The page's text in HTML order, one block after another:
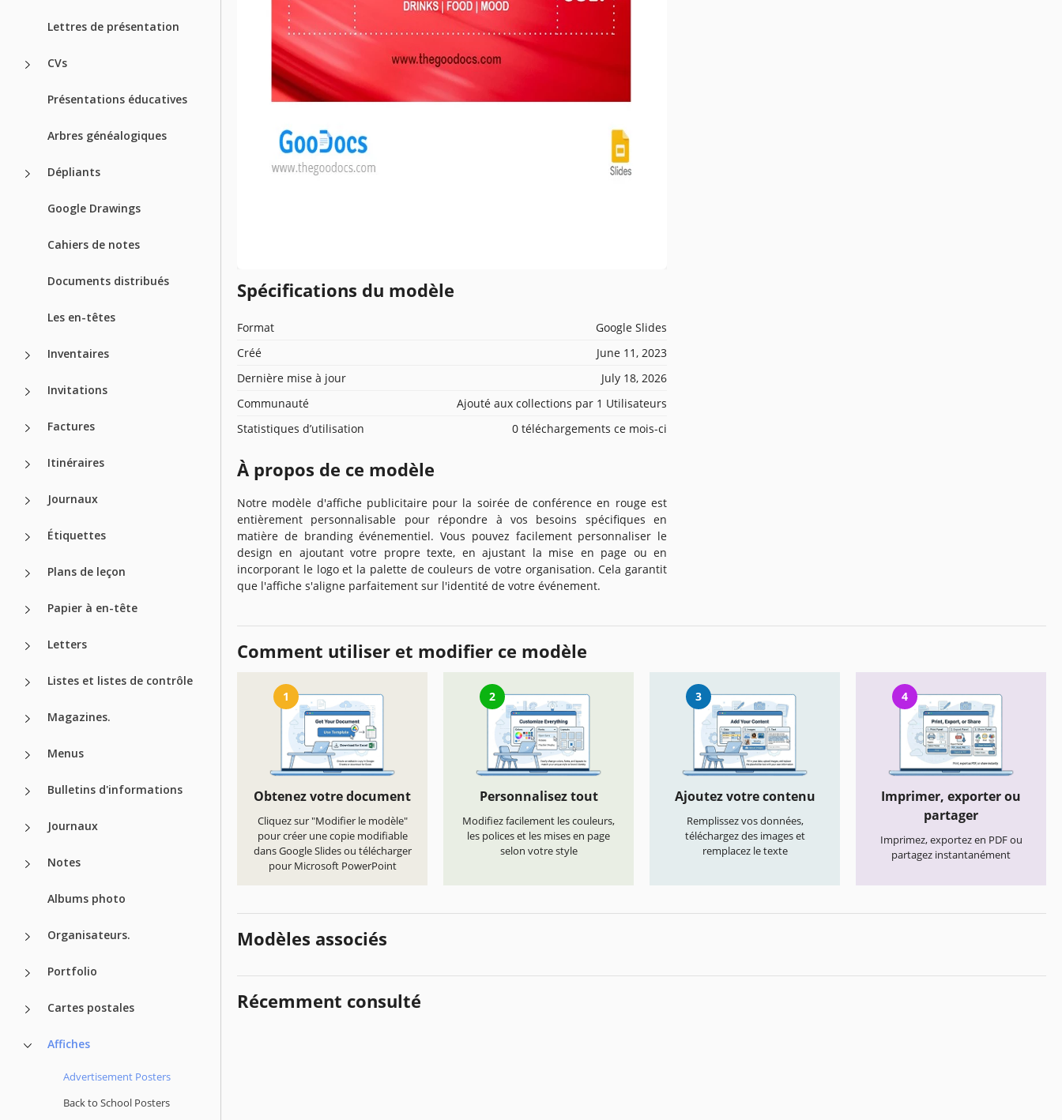
Lettres de présentation
CVs
Présentations éducatives
Arbres généalogiques
Dépliants
Google Drawings
Cahiers de notes
Documents distribués
Les en-têtes
Inventaires
Invitations
Factures
Itinéraires
Journaux
Étiquettes
Plans de leçon
Papier à en-tête
Letters
Listes et listes de contrôle
Magazines.
Menus
Bulletins d'informations
Journaux
Notes
Albums photo
Organisateurs.
Portfolio
Cartes postales
Affiches
Advertisement Posters
Back to School Posters
Spécifications du modèle
Format
Google Slides
Créé
June 11, 2023
Dernière mise à jour
July 18, 2026
Communauté
Ajouté aux collections par 1 Utilisateurs
Statistiques d’utilisation
0 téléchargements ce mois-ci
À propos de ce modèle
Notre modèle d'affiche publicitaire pour la soirée de conférence en rouge est
entièrement personnalisable pour répondre à vos besoins spécifiques en
matière de branding événementiel. Vous pouvez facilement personnaliser le
design en ajoutant votre propre texte, en ajustant la mise en page ou en
incorporant le logo et la palette de couleurs de votre organisation. Cela garantit
que l'affiche s'aligne parfaitement sur l'identité de votre événement.
Comment utiliser et modifier ce modèle
1
Obtenez votre document
Cliquez sur "Modifier le modèle"
pour créer une copie modifiable
dans Google Slides ou télécharger
pour Microsoft PowerPoint
2
Personnalisez tout
Modifiez facilement les couleurs,
les polices et les mises en page
selon votre style
3
Ajoutez votre contenu
Remplissez vos données,
téléchargez des images et
remplacez le texte
4
Imprimer, exporter ou
partager
Imprimez, exportez en PDF ou
partagez instantanément
Modèles associés
Récemment consulté